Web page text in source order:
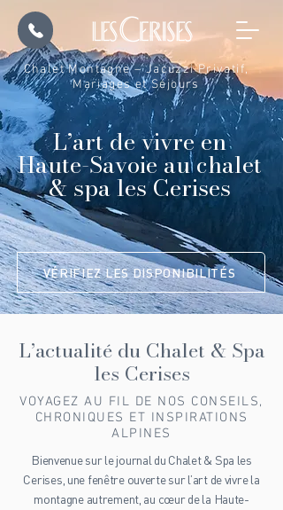
Chalet Montagne – Jacuzzi Privatif,
Mariages et Séjours
L’art de vivre en
Haute-Savoie au chalet
& spa les Cerises
VÉRIFIEZ LES DISPONIBILITÉS
L’actualité du Chalet & Spa
les Cerises
VOYAGEZ AU FIL DE NOS CONSEILS,
CHRONIQUES ET INSPIRATIONS
ALPINES
Bienvenue sur le journal du Chalet & Spa les
Cerises, une fenêtre ouverte sur l’art de vivre la
montagne autrement, au cœur de la Haute-